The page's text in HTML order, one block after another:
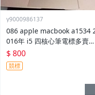
y9000986137
086 apple macbook a1534 2
016年 i5 四核心筆電標多賣多
少
$ 800
競標